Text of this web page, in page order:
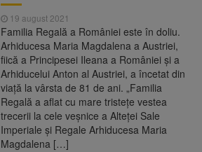
19 august 2021
Familia Regală a României este în doliu.
Arhiducesa Maria Magdalena a Austriei,
fiică a Principesei Ileana a României și a
Arhiducelui Anton al Austriei, a încetat din
viață la vârsta de 81 de ani. „Familia
Regală a aflat cu mare tristeţe vestea
trecerii la cele veşnice a Alteţei Sale
Imperiale şi Regale Arhiducesa Maria
Magdalena […]